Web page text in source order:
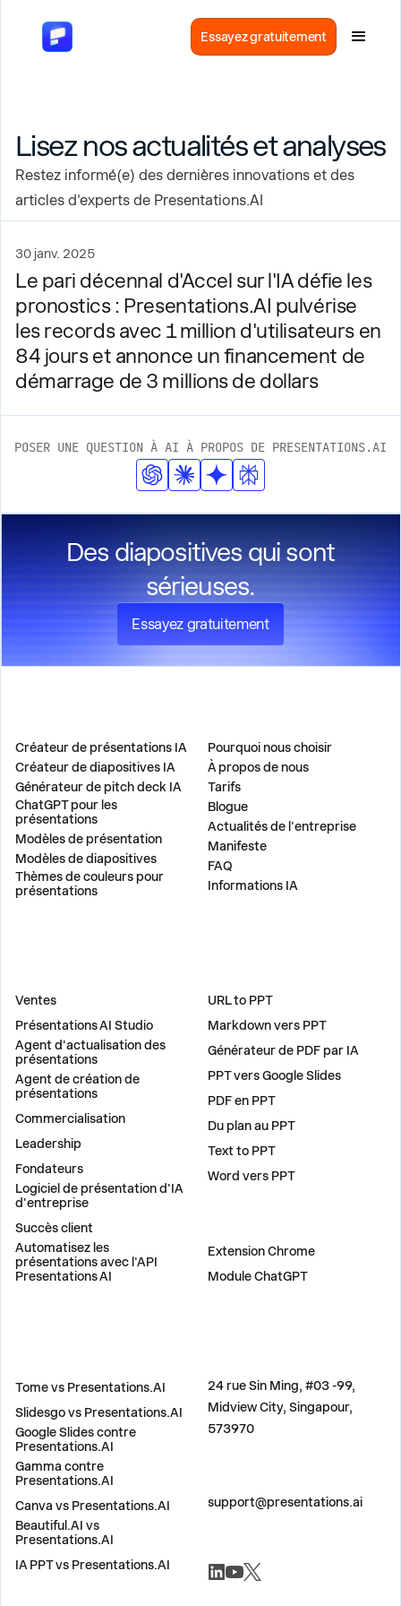
Essayez gratuitement
Lisez nos actualités et analyses
Restez informé(e) des dernières innovations et des
articles d'experts de Presentations.AI
30 janv. 2025
Le pari décennal d'Accel sur l'IA défie les
pronostics : Presentations.AI pulvérise
les records avec 1 million d'utilisateurs en
84 jours et annonce un financement de
démarrage de 3 millions de dollars
POSER UNE QUESTION À AI À PROPOS DE PRESENTATIONS.AI
Des diapositives qui sont
sérieuses.
Essayez gratuitement
Créateur de présentations IA
Créateur de diapositives IA
Générateur de pitch deck IA
ChatGPT pour les
présentations
Modèles de présentation
Modèles de diapositives
Thèmes de couleurs pour
présentations
Pourquoi nous choisir
À propos de nous
Tarifs
Blogue
Actualités de l'entreprise
Manifeste
FAQ
Informations IA
Ventes
Présentations AI Studio
Agent d'actualisation des
présentations
Agent de création de
présentations
Commercialisation
Leadership
Fondateurs
Logiciel de présentation d'IA
d'entreprise
Succès client
Automatisez les
présentations avec l'API
Presentations AI
URL to PPT
Markdown vers PPT
Générateur de PDF par IA
PPT vers Google Slides
PDF en PPT
Du plan au PPT
Text to PPT
Word vers PPT
Extension Chrome
Module ChatGPT
Tome vs Presentations.AI
Slidesgo vs Presentations.AI
Google Slides contre
Presentations.AI
Gamma contre
Presentations.AI
Canva vs Presentations.AI
Beautiful.AI vs
Presentations.AI
IA PPT vs Presentations.AI
24 rue Sin Ming, #03 -99,
Midview City, Singapour,
573970
support@presentations.ai